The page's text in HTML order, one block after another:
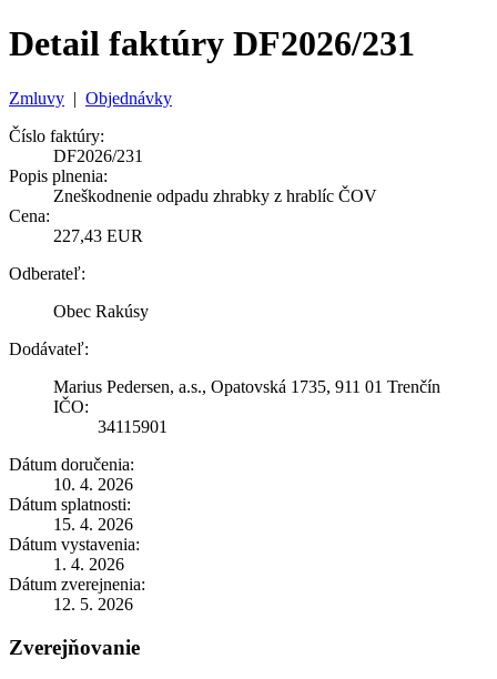
Detail faktúry DF2026/231
Zmluvy | Objednávky
Číslo faktúry:
DF2026/231
Popis plnenia:
Zneškodnenie odpadu zhrabky z hrablíc ČOV
Cena:
227,43 EUR
Odberateľ:
Obec Rakúsy
Dodávateľ:
Marius Pedersen, a.s., Opatovská 1735, 911 01 Trenčín
IČO:
34115901
Dátum doručenia:
10. 4. 2026
Dátum splatnosti:
15. 4. 2026
Dátum vystavenia:
1. 4. 2026
Dátum zverejnenia:
12. 5. 2026
Zverejňovanie